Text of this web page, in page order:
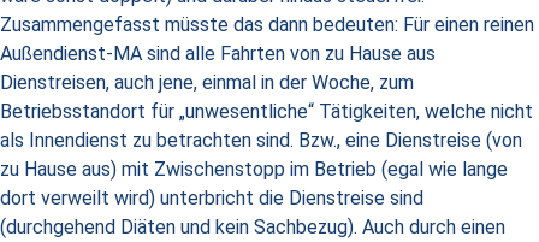
Zusammengefasst müsste das dann bedeuten: Für einen reinen
Außendienst-MA sind alle Fahrten von zu Hause aus
Dienstreisen, auch jene, einmal in der Woche, zum
Betriebsstandort für „unwesentliche“ Tätigkeiten, welche nicht
als Innendienst zu betrachten sind. Bzw., eine Dienstreise (von
zu Hause aus) mit Zwischenstopp im Betrieb (egal wie lange
dort verweilt wird) unterbricht die Dienstreise sind
(durchgehend Diäten und kein Sachbezug). Auch durch einen